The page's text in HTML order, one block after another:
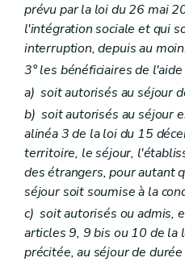
prévu par la loi du 26 mai
l'intégration sociale et qui
interruption, depuis au
3° les bénéficiaires de
a) soit autorisés au séjour
b) soit autorisés au séjour
alinéa 3 de la loi du 15
territoire, le séjour,
des étrangers, pour autant
séjour soit soumise à la
c) soit autorisés ou admis,
articles 9, 9bis ou 10 de la
précitée, au séjour de